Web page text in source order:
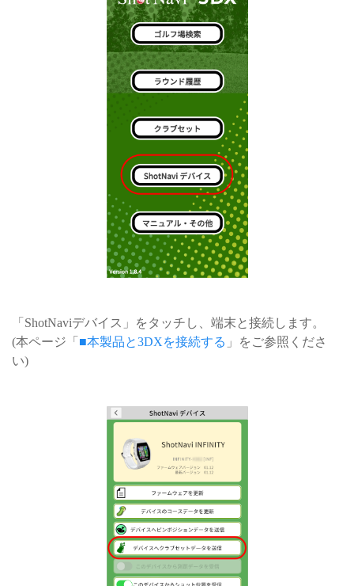
「ShotNaviデバイス」をタッチし、端末と接続します。
(本ページ「 ■本製品と3DXを接続する 」をご参照くださ
い)